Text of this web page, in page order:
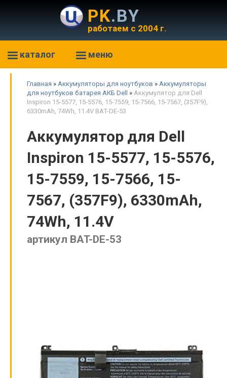
PK.BY
работаем с 2004 г.
каталог меню
Главная » Аккумуляторы для ноутбуков » Аккумуляторы
для ноутбуков батарея АКБ Dell
» Аккумулятор для Dell
Inspiron 15-5577, 15-5576, 15-7559, 15-7566, 15-7567, (357F9),
6330mAh, 74Wh, 11.4V BAT-DE-53
Аккумулятор для Dell
Inspiron 15-5577, 15-5576,
15-7559, 15-7566, 15-
7567, (357F9), 6330mAh,
74Wh, 11.4V
артикул BAT-DE-53